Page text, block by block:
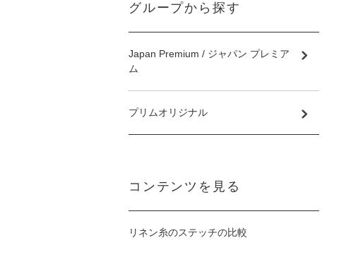
グループから探す
Japan Premium / ジャパン プレミア
ム
プリムオリジナル
コンテンツを見る
リネン糸のステッチの比較